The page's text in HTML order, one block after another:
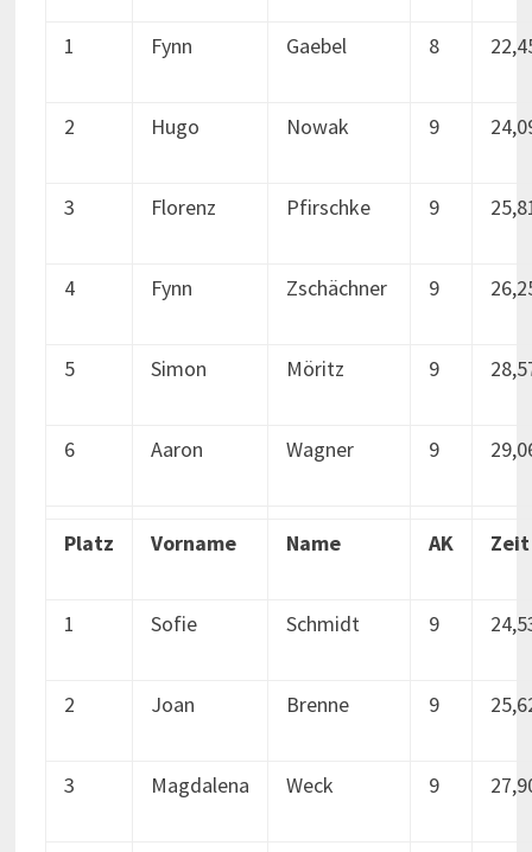
1 Fynn Gaebel 8
2 Hugo Nowak 9
3 Florenz Pfirschke 9
4 Fynn Zschächner 9
5 Simon Möritz 9
6 Aaron Wagner 9
Platz Vorname Name AK Zeit
1 Sofie Schmidt 9
2 Joan Brenne 9
3 Magdalena Weck 9